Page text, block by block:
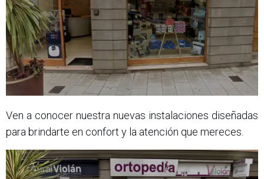
Ven a conocer nuestra nuevas instalaciones diseñadas
para brindarte en confort y la atención que mereces.